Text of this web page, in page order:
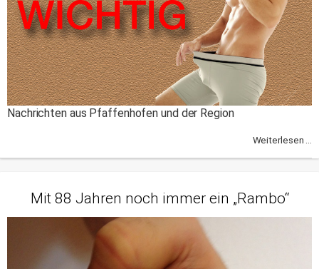
Nachrichten aus Pfaffenhofen und der Region
Weiterlesen ...
Mit 88 Jahren noch immer ein „Rambo“